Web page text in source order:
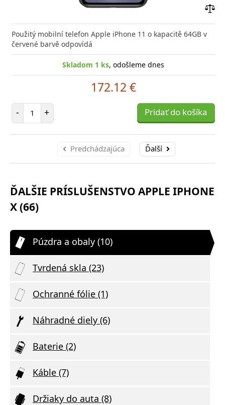
Použitý mobilní telefon Apple iPhone 11 o kapacitě 64GB v
červené barvě odpovídá
Skladom 1 ks, odošleme dnes
172.12 €
- Počet položiek
+ Pridať do košíka
Predchádzajúca Ďalší
ĎALŠIE PRÍSLUŠENSTVO APPLE IPHONE
X (66)
Púzdra a obaly (10)
Tvrdená skla (23)
Ochranné fólie (1)
Náhradné diely (6)
Baterie (2)
Káble (7)
Držiaky do auta (8)